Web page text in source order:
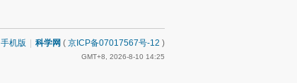
手机版 科学网 ( 京ICP备07017567号-12 )
GMT+8, 2026-8-10 14:25